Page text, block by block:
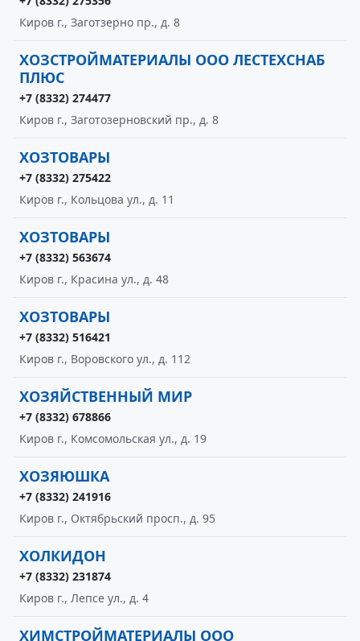
Киров г., Заготзерно пр., д. 8
ХОЗСТРОЙМАТЕРИАЛЫ ООО ЛЕСТЕХСНАБ
ПЛЮС
+7 (8332) 274477
Киров г., Заготозерновский пр., д. 8
ХОЗТОВАРЫ
+7 (8332) 275422
Киров г., Кольцова ул., д. 11
ХОЗТОВАРЫ
+7 (8332) 563674
Киров г., Красина ул., д. 48
ХОЗТОВАРЫ
+7 (8332) 516421
Киров г., Воровского ул., д. 112
ХОЗЯЙСТВЕННЫЙ МИР
+7 (8332) 678866
Киров г., Комсомольская ул., д. 19
ХОЗЯЮШКА
+7 (8332) 241916
Киров г., Октябрьский просп., д. 95
ХОЛКИДОН
+7 (8332) 231874
Киров г., Лепсе ул., д. 4
ХИМСТРОЙМАТЕРИАЛЫ ООО